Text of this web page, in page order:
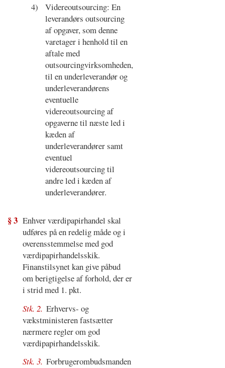
4)
Videreoutsourcing: En
leverandørs outsourcing
af opgaver, som denne
varetager i henhold til en
aftale med
outsourcingvirksomheden,
til en underleverandør og
underleverandørens
eventuelle
videreoutsourcing af
opgaverne til næste led i
kæden af
underleverandører samt
eventuel
videreoutsourcing til
andre led i kæden af
underleverandører.
§ 3 Enhver værdipapirhandel skal
udføres på en redelig måde og i
overensstemmelse med god
værdipapirhandelsskik.
Finanstilsynet kan give påbud
om berigtigelse af forhold, der er
i strid med 1. pkt.
Stk. 2. Erhvervs- og
vækstministeren fastsætter
nærmere regler om god
værdipapirhandelsskik.
Stk. 3. Forbrugerombudsmanden